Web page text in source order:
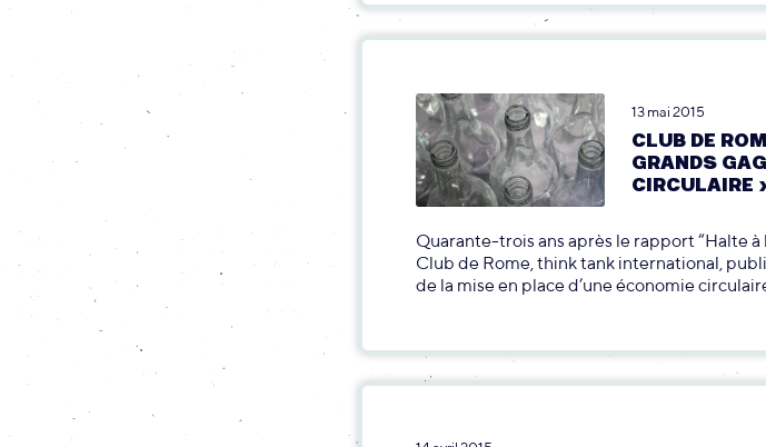
13 mai 2015
CLUB DE
GRANDS
CIRCULAIRE
Quarante-trois ans après le rapport “Halte
Club de Rome, think tank international,
de la mise en place d’une économie